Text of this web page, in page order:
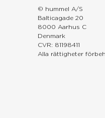
© hummel A/S
Balticagade 20
8000 Aarhus C
Denmark
CVR: 81198411
Alla rättigheter